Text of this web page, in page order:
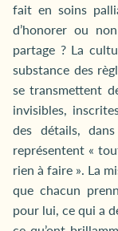
fait en soins
d’honorer ou
partage ? La
substance des
se transmettent
invisibles,
des détails,
représentent «
rien à faire ». La
que chacun
pour lui, ce qui a